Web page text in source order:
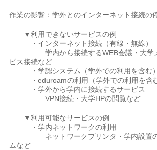
作業の影響：学外とのインターネット接続の
▼利用できないサービスの例
・インターネット接続（有線・無線）
学内から接続するWEB会議・大学メ
ビス接続など
・学認システム（学外での利用を含む）
・eduroamの利用（学外での利用を含む
・学外から学内に接続するサービス
VPN接続・大学HPの閲覧など
▼利用可能なサービスの例
・学内ネットワークの利用
ネットワークプリンタ・学内設置の
ムなど